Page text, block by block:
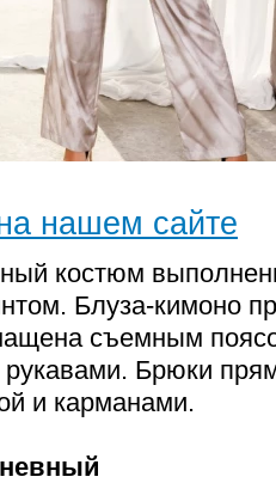
нашем сайте
костюм
Блуза-кимоно
съемным
Брюки
и карманами.